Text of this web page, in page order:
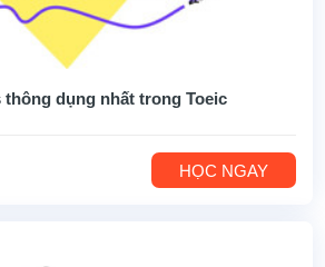
thông dụng nhất trong Toeic
HỌC NGAY